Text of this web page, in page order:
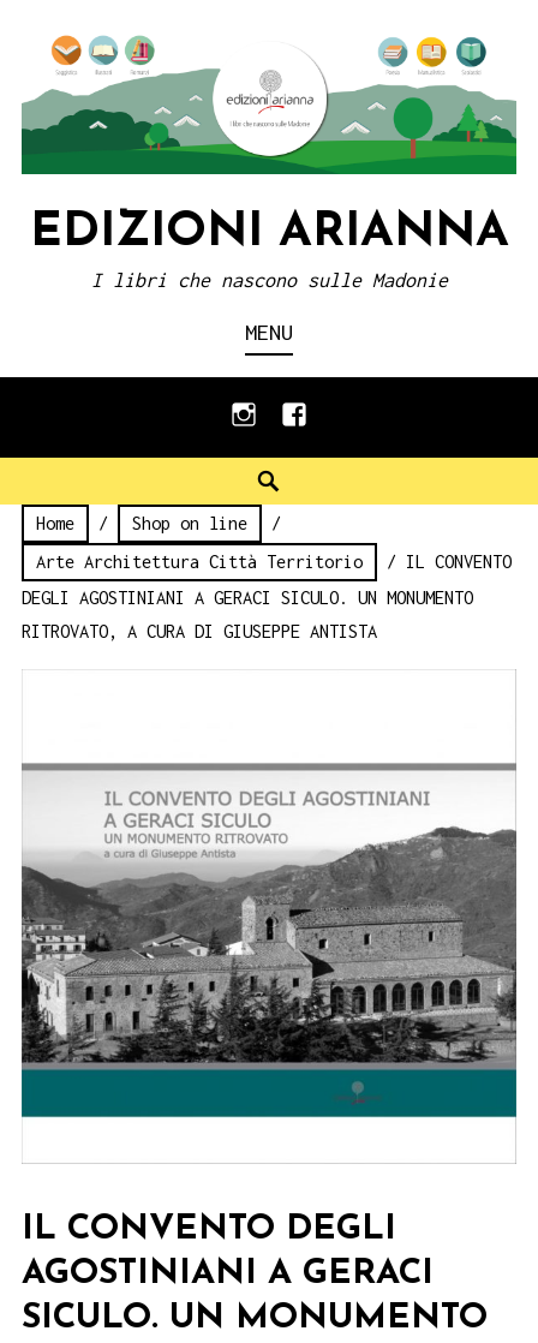
content
EDIZIONI ARIANNA
I libri che nascono sulle Madonie
MENU
instagramfacebook
Home / Shop on line
/
Arte Architettura Città Territorio
/ IL CONVENTO
DEGLI AGOSTINIANI A GERACI SICULO. UN MONUMENTO
RITROVATO, A CURA DI GIUSEPPE ANTISTA
IL CONVENTO DEGLI
AGOSTINIANI A GERACI
SICULO. UN MONUMENTO